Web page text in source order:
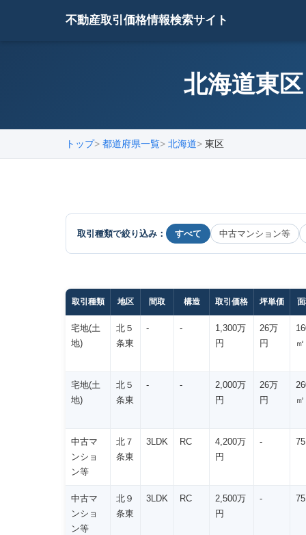
不動産取引価格情報検索サイト
北海道東
トップ 都道府県一覧 北海道 東区
取引種類で絞り込み： すべて 中古マンション等
取引種類 地区 間取 構造 取引価格 坪単価
宅地(土
地)
北５
条東
- -
1,300万
円
26万
円
㎡
宅地(土
地)
北５
条東
- -
2,000万
円
26万
円
㎡
中古マ
ンショ
ン等
北７
条東
3LDK RC
4,200万
円
-
中古マ
ンショ
ン等
北９
条東
3LDK RC
2,500万
円
-